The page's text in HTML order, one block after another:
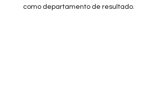
como departamento de resultado.